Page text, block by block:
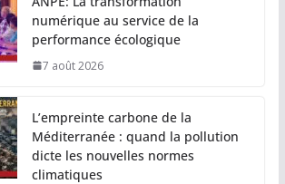
numérique au service de la
performance écologique
7 août 2026
L’empreinte carbone de la
Méditerranée : quand la pollution
dicte les nouvelles normes
climatiques